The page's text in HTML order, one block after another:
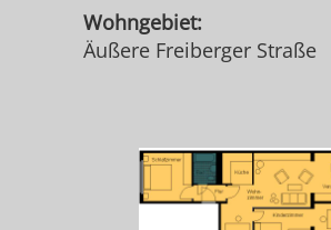
Wohngebiet:
Äußere Freiberger Straße